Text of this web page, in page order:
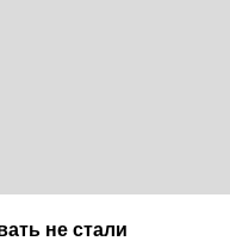
не стали